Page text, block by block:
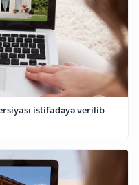
istifadəyə verilib